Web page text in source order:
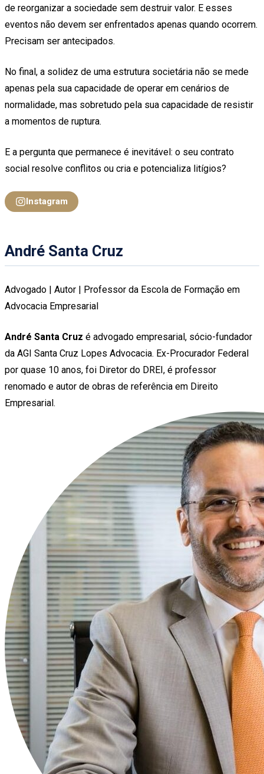
de reorganizar a sociedade sem destruir valor. E esses
eventos não devem ser enfrentados apenas quando ocorrem.
Precisam ser antecipados.
No final, a solidez de uma estrutura societária não se mede
apenas pela sua capacidade de operar em cenários de
normalidade, mas sobretudo pela sua capacidade de resistir
a momentos de ruptura.
E a pergunta que permanece é inevitável: o seu contrato
social resolve conflitos ou cria e potencializa litígios?
Instagram
André Santa Cruz
Advogado | Autor | Professor da Escola de Formação em
Advocacia Empresarial
André Santa Cruz é advogado empresarial, sócio-fundador
da AGI Santa Cruz Lopes Advocacia. Ex-Procurador Federal
por quase 10 anos, foi Diretor do DREI, é professor
renomado e autor de obras de referência em Direito
Empresarial.